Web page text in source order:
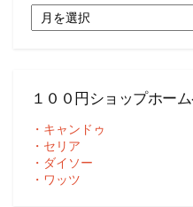
ー
１００円ショップホー
・キャンドゥ
・セリア
・ダイソー
・ワッツ